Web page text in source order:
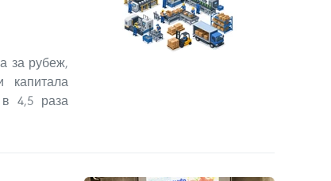
за рубеж,
капитала
4,5 раза